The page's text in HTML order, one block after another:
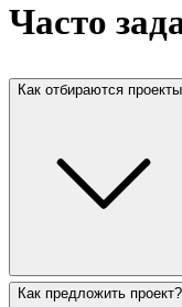
Часто
Как отбираются
Как предложить проект?